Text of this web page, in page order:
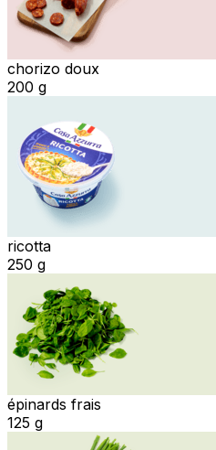
chorizo doux
200 g
ricotta
250 g
épinards frais
125 g